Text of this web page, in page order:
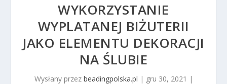
WYKORZYSTANIE
WYPLATANEJ BIŻUTERII
JAKO ELEMENTU DEKORACJI
NA ŚLUBIE
Wysłany przez beadingpolska.pl | gru 30, 2021 |